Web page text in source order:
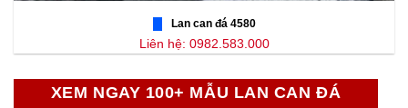
Lan can đá 4580
Liên hệ: 0982.583.000
XEM NGAY 100+ MẪU LAN CAN ĐÁ